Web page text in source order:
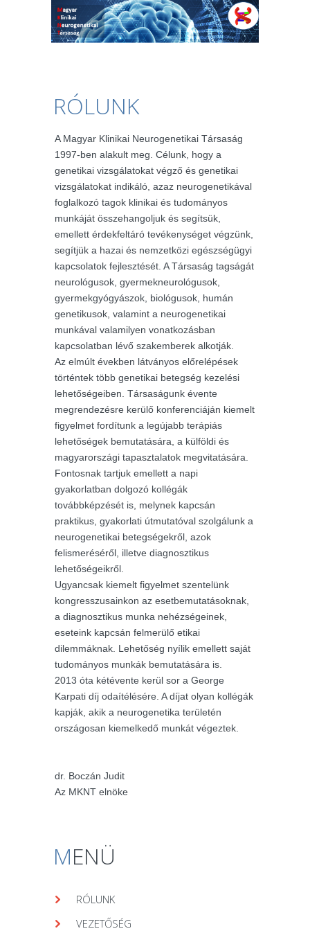
RÓLUNK
A Magyar Klinikai Neurogenetikai Társaság
1997-ben alakult meg. Célunk, hogy a
genetikai vizsgálatokat végző és genetikai
vizsgálatokat indikáló, azaz neurogenetikával
foglalkozó tagok klinikai és tudományos
munkáját összehangoljuk és segítsük,
emellett érdekfeltáró tevékenységet végzünk,
segítjük a hazai és nemzetközi egészségügyi
kapcsolatok fejlesztését. A Társaság tagságát
neurológusok, gyermekneurológusok,
gyermekgyógyászok, biológusok, humán
genetikusok, valamint a neurogenetikai
munkával valamilyen vonatkozásban
kapcsolatban lévő szakemberek alkotják.
Az elmúlt években látványos előrelépések
történtek több genetikai betegség kezelési
lehetőségeiben. Társaságunk évente
megrendezésre kerülő konferenciáján kiemelt
figyelmet fordítunk a legújabb terápiás
lehetőségek bemutatására, a külföldi és
magyarországi tapasztalatok megvitatására.
Fontosnak tartjuk emellett a napi
gyakorlatban dolgozó kollégák
továbbképzését is, melynek kapcsán
praktikus, gyakorlati útmutatóval szolgálunk a
neurogenetikai betegségekről, azok
felismeréséről, illetve diagnosztikus
lehetőségeikről.
Ugyancsak kiemelt figyelmet szentelünk
kongresszusainkon az esetbemutatásoknak,
a diagnosztikus munka nehézségeinek,
eseteink kapcsán felmerülő etikai
dilemmáknak. Lehetőség nyílik emellett saját
tudományos munkák bemutatására is.
2013 óta kétévente kerül sor a George
Karpati díj odaítélésére. A díjat olyan kollégák
kapják, akik a neurogenetika területén
országosan kiemelkedő munkát végeztek.
dr. Boczán Judit
Az MKNT elnöke
MENÜ
RÓLUNK
VEZETŐSÉG